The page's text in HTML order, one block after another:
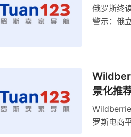
俄罗斯终
警示：俄
景化推
罗斯电商